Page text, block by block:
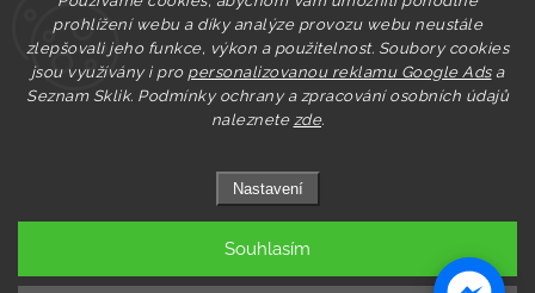
prohlížení webu a díky analýze provozu webu neustále
zlepšovali jeho funkce, výkon a použitelnost. Soubory cookies
jsou využívány i pro personalizovanou reklamu Google Adsa
Seznam Sklik. Podmínky ochrany a zpracování osobních údajů
naleznete zde.
Nastavení
Souhlasím
Copyright 2026Pastry.cz. Všechna práva vyhrazena.